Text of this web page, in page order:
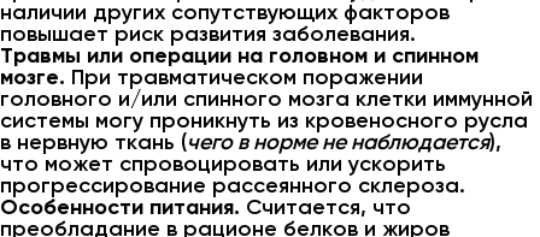
наличии других сопутствующих факторов
повышает риск развития заболевания.
Травмы или операции на головном и спинном
мозге. При травматическом поражении
головного и/или спинного мозга клетки иммунной
системы могу проникнуть из кровеносного русла
в нервную ткань (чего в норме не наблюдается),
что может спровоцировать или ускорить
прогрессирование рассеянного склероза.
Особенности питания. Считается, что
преобладание в рационе белков и жиров